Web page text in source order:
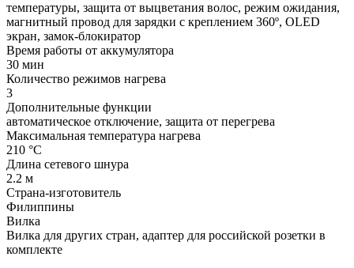
температуры, защита от выцветания волос, режим ожидания,
магнитный провод для зарядки с креплением 360º, OLED
экран, замок-блокиратор
Время работы от аккумулятора
30 мин
Количество режимов нагрева
3
Дополнительные функции
автоматическое отключение, защита от перегрева
Максимальная температура нагрева
210 °C
Длина сетевого шнура
2.2 м
Страна-изготовитель
Филиппины
Вилка
Вилка для других стран, адаптер для российской розетки в
комплекте